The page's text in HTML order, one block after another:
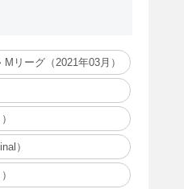
Mリーグ（2021年03月）
）